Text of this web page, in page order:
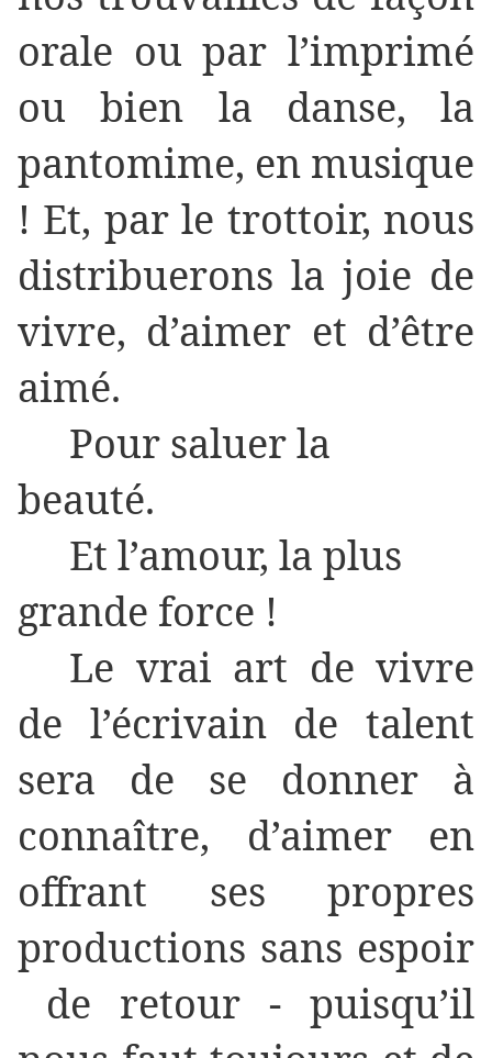
orale ou par l’imprimé
ou bien la danse, la
pantomime, en musique
! Et, par le trottoir, nous
distribuerons la joie de
vivre, d’aimer et d’être
aimé.
Pour saluer la
beauté.
Et l’amour, la plus
grande force !
Le vrai art de vivre
de l’écrivain de talent
sera de se donner à
connaître, d’aimer en
offrant ses propres
productions sans espoir
de retour - puisqu’il